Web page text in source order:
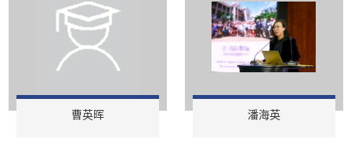
曹英晖 潘海英